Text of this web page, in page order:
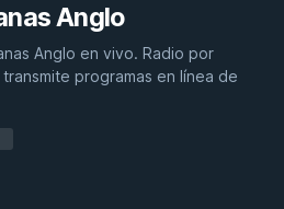
Anglo
Anglo en vivo. Radio por
programas en línea de